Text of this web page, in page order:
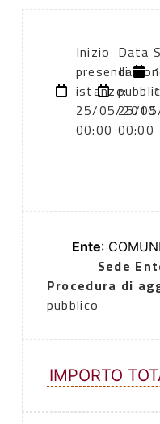
Inizio
istanze:
25/05/2010
00:00
Data
di
25/
00:00
Ente:
Sede
Procedura di
pubblico
IMPORTO